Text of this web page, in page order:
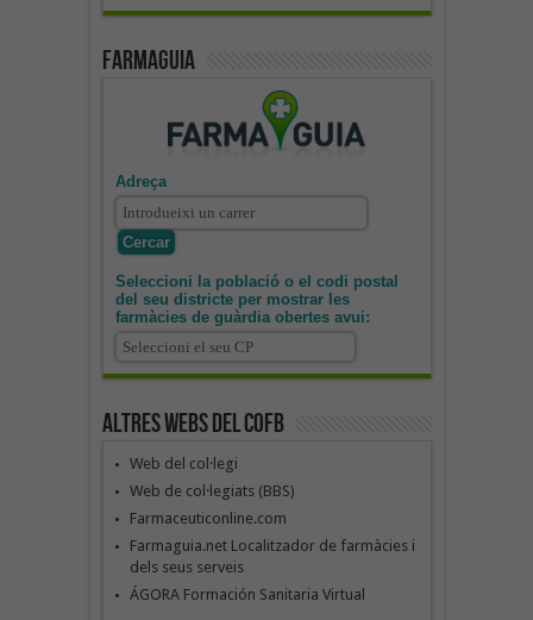
Farmaguia
Adreça
Seleccioni la població o el codi postal
del seu districte per mostrar les
farmàcies de guàrdia obertes avui:
Altres webs del COFB
Web del col·legi
Web de col·legiats (BBS)
Farmaceuticonline.com
Farmaguia.net Localitzador de farmàcies i
dels seus serveis
ÁGORA Formación Sanitaria Virtual